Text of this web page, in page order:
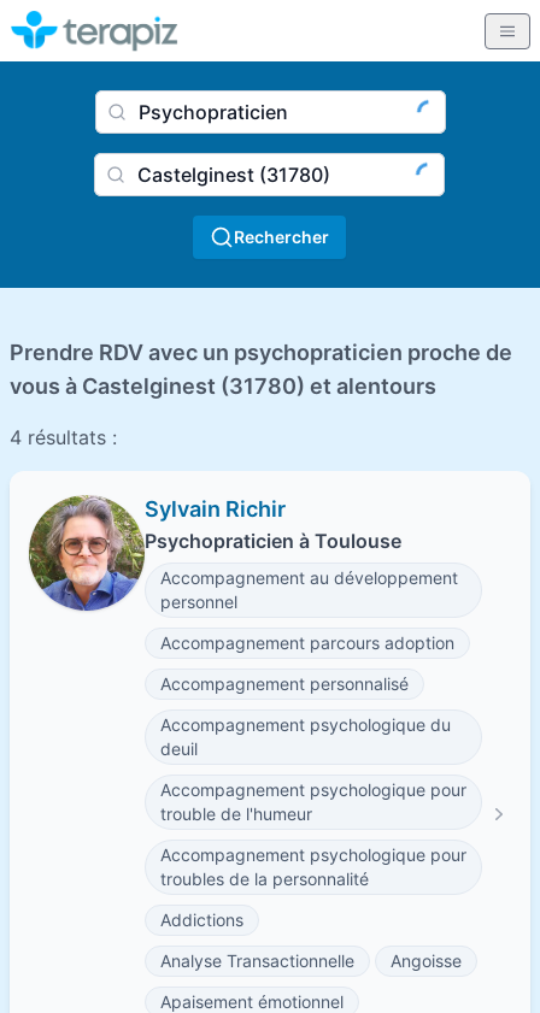
Nom du praticien, profession
Ville
Rechercher
Prendre RDV avec un psychopraticien proche de
vous à Castelginest (31780) et alentours
4 résultats :
Sylvain Richir
Psychopraticien à Toulouse
Accompagnement au développement
personnel
Accompagnement parcours adoption
Accompagnement personnalisé
Accompagnement psychologique du
deuil
Accompagnement psychologique pour
trouble de l'humeur
Accompagnement psychologique pour
troubles de la personnalité
Addictions
Analyse Transactionnelle
Angoisse
Apaisement émotionnel